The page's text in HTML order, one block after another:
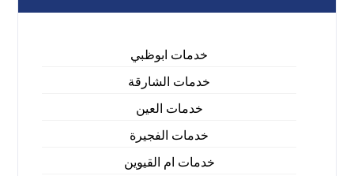
خدمات ابوظبي
خدمات الشارقة
خدمات العين
خدمات الفجيرة
خدمات ام القيوين